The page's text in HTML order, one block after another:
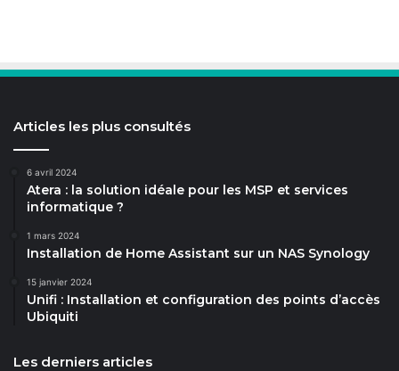
Articles les plus consultés
6 avril 2024
Atera : la solution idéale pour les MSP et services
informatique ?
1 mars 2024
Installation de Home Assistant sur un NAS Synology
15 janvier 2024
Unifi : Installation et configuration des points d’accès
Ubiquiti
Les derniers articles